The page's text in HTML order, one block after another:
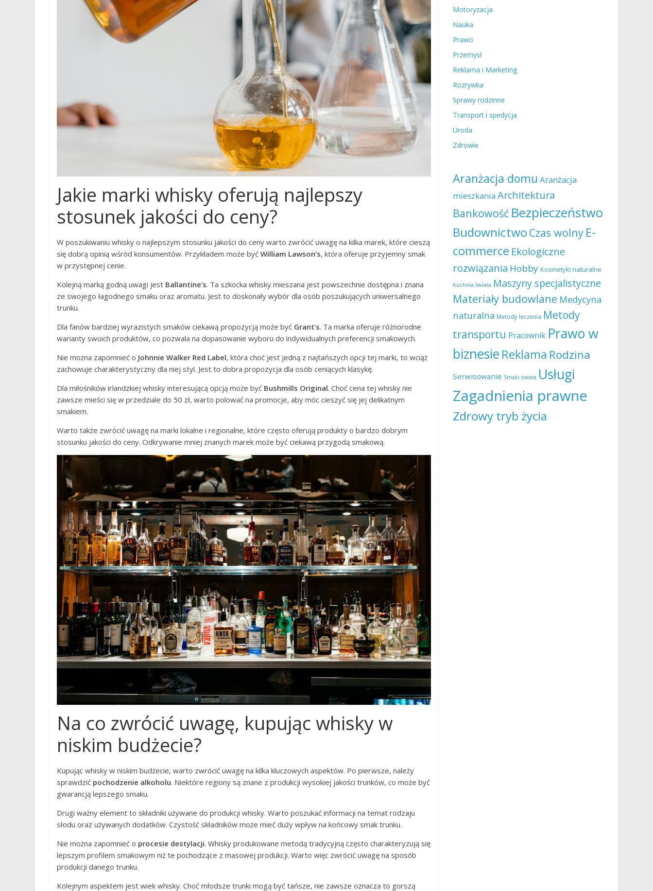
Jakie marki whisky oferują najlepszy
stosunek jakości do ceny?
W poszukiwaniu whisky o najlepszym stosunku jakości do ceny warto zwrócić uwagę na kilka marek, które cieszą
się dobrą opinią wśród konsumentów. Przykładem może być William Lawson’s, która oferuje przyjemny smak
w przystępnej cenie.
Kolejną marką godną uwagi jest Ballantine’s. Ta szkocka whisky mieszana jest powszechnie dostępna i znana
ze swojego łagodnego smaku oraz aromatu. Jest to doskonały wybór dla osób poszukujących uniwersalnego
trunku.
Dla fanów bardziej wyrazistych smaków ciekawą propozycją może być Grant’s. Ta marka oferuje różnorodne
warianty swoich produktów, co pozwala na dopasowanie wyboru do indywidualnych preferencji smakowych.
Nie można zapomnieć o Johnnie Walker Red Label, która choć jest jedną z najtańszych opcji tej marki, to wciąż
zachowuje charakterystyczny dla niej styl. Jest to dobra propozycja dla osób ceniących klasykę.
Dla miłośników irlandzkiej whisky interesującą opcją może być Bushmills Original. Choć cena tej whisky nie
zawsze mieści się w przedziale do 50 zł, warto polować na promocje, aby móc cieszyć się jej delikatnym
smakiem.
Warto także zwrócić uwagę na marki lokalne i regionalne, które często oferują produkty o bardzo dobrym
stosunku jakości do ceny. Odkrywanie mniej znanych marek może być ciekawą przygodą smakową.
Na co zwrócić uwagę, kupując whisky w
niskim budżecie?
Kupując whisky w niskim budżecie, warto zwrócić uwagę na kilka kluczowych aspektów. Po pierwsze, należy
sprawdzić pochodzenie alkoholu. Niektóre regiony są znane z produkcji wysokiej jakości trunków, co może być
gwarancją lepszego smaku.
Drugi ważny element to składniki używane do produkcji whisky. Warto poszukać informacji na temat rodzaju
słodu oraz używanych dodatków. Czystość składników może mieć duży wpływ na końcowy smak trunku.
Nie można zapomnieć o procesie destylacji. Whisky produkowane metodą tradycyjną często charakteryzują się
lepszym profilem smakowym niż te pochodzące z masowej produkcji. Warto więc zwrócić uwagę na sposób
produkcji danego trunku.
Kolejnym aspektem jest wiek whisky. Choć młodsze trunki mogą być tańsze, nie zawsze oznacza to gorszą
Motoryzacja
Nauka
Prawo
Przemysł
Reklama i Marketing
Rozrywka
Sprawy rodzinne
Transport i spedycja
Uroda
Zdrowie
Aranżacja domu Aranżacja
mieszkaniaArchitektura
Bankowość Bezpieczeństwo
Budownictwo Czas wolny E-
commerce Ekologiczne
rozwiązania Hobby Kosmetyki naturalne
Kuchnia świata Maszyny specjalistyczne
Materiały budowlane Medycyna
naturalna Metody leczenia Metody
transportu Pracownik Prawo w
biznesie Reklama Rodzina
Serwisowanie Smaki świata Usługi
Zagadnienia prawne
Zdrowy tryb życia